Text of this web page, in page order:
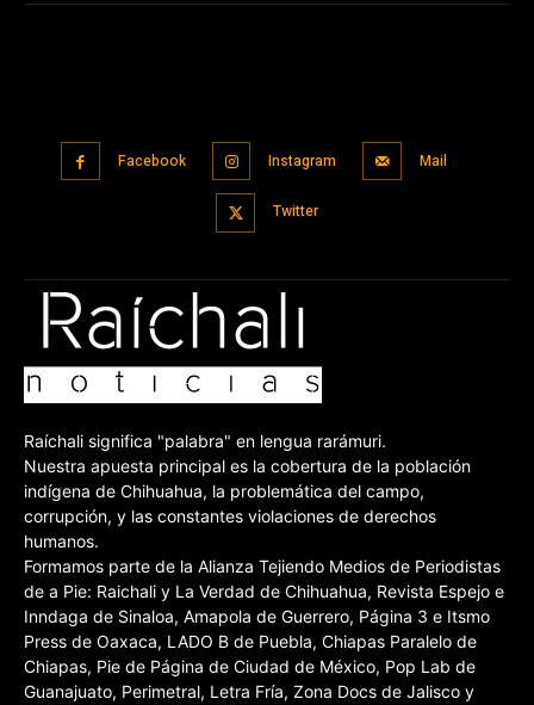
Facebook Instagram Mail
Twitter
Raíchali significa "palabra" en lengua rarámuri.
Nuestra apuesta principal es la cobertura de la población
indígena de Chihuahua, la problemática del campo,
corrupción, y las constantes violaciones de derechos
humanos.
Formamos parte de la Alianza Tejiendo Medios de Periodistas
de a Pie: Raichali y La Verdad de Chihuahua, Revista Espejo e
Inndaga de Sinaloa, Amapola de Guerrero, Página 3 e Itsmo
Press de Oaxaca, LADO B de Puebla, Chiapas Paralelo de
Chiapas, Pie de Página de Ciudad de México, Pop Lab de
Guanajuato, Perimetral, Letra Fría, Zona Docs de Jalisco y